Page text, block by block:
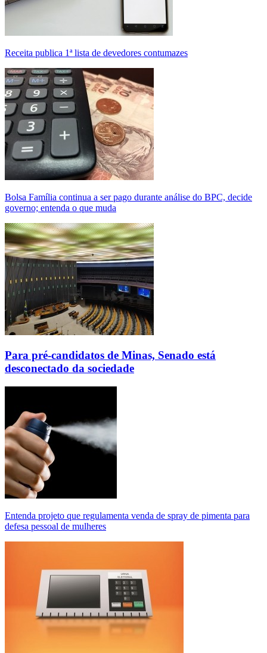
Receita publica 1ª lista de devedores contumazes
Bolsa Família continua a ser pago durante análise do BPC, decide
governo; entenda o que muda
Para pré-candidatos de Minas, Senado está
desconectado da sociedade
Entenda projeto que regulamenta venda de spray de pimenta para
defesa pessoal de mulheres